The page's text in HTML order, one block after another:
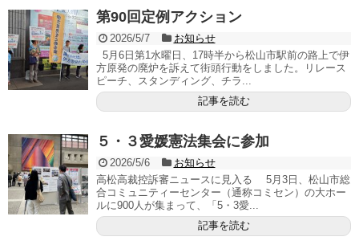
第90回定例アクション
2026/5/7
お知らせ
5月6日第1水曜日、17時半から松山市駅前の路上で伊
方原発の廃炉を訴えて街頭行動をしました。リレース
ピーチ、スタンディング、チラ...
記事を読む
５・３愛媛憲法集会に参加
2026/5/6
お知らせ
高松高裁控訴審ニュースに見入る 5月3日、松山市総
合コミュニティーセンター（通称コミセン）の大ホー
ルに900人が集まって、「5・3愛...
記事を読む